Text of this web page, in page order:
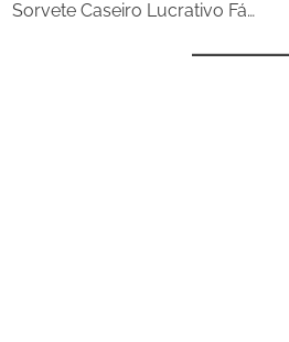
Sorvete Caseiro Lucrativo Fá…